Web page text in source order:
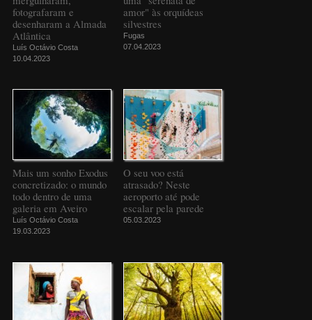
fotografaram e
desenharam a Almada
Atlântica
Luís Octávio Costa
10.04.2023
amor" às orquídeas
silvestres
Fugas
07.04.2023
Mais um sonho Exodus
concretizado: o mundo
todo dentro de uma
galeria em Aveiro
Luís Octávio Costa
19.03.2023
O seu voo está
atrasado? Neste
aeroporto até pode
escalar pela parede
05.03.2023